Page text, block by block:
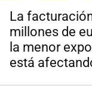
La
millones de
la menor
está